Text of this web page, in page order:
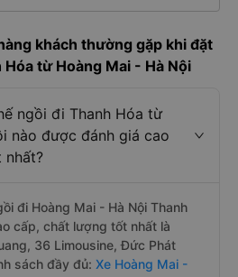
khách thường gặp khi đặt
từ Hoàng Mai - Hà Nội
ngồi đi Thanh Hóa từ
nào được đánh giá cao
nhất?
đi Hoàng Mai - Hà Nội Thanh
cấp, chất lượng tốt nhất là
36 Limousine, Đức Phát
sách đầy đủ: Xe Hoàng Mai -